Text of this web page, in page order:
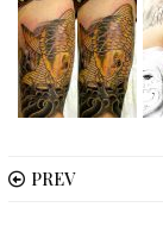
PREV